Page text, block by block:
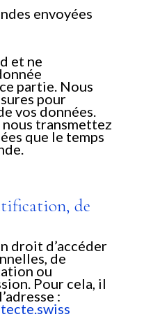
envoyées
et ne
partie. Nous
pour
vos données.
nous transmettez
que le temps
de
droit d’accéder
de
ou
Pour cela, il
: